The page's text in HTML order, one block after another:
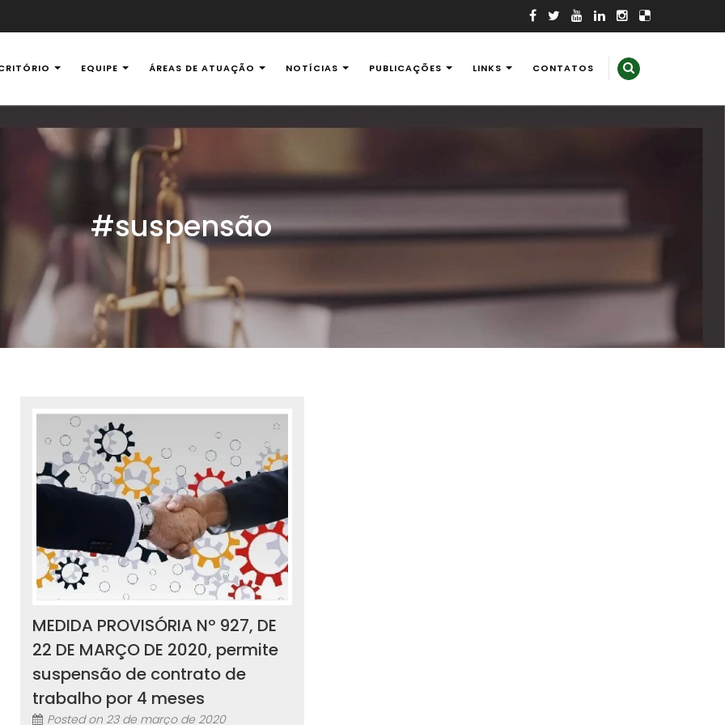
Ambiental
EQUIPE ÁREAS DE ATUAÇÃO NOTÍCIAS PUBLICAÇÕES LINKS CONTATOS
#suspensão
MEDIDA PROVISÓRIA Nº 927, DE
22 DE MARÇO DE 2020, permite
suspensão de contrato de
trabalho por 4 meses
Posted on 23 de março de 2020